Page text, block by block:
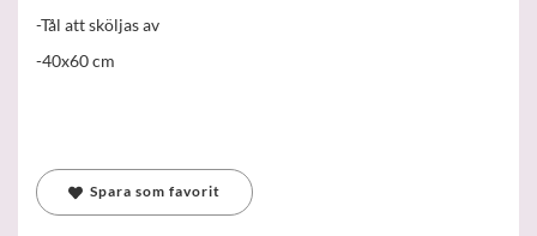
-Tål att sköljas av
-40x60 cm
Spara som favorit